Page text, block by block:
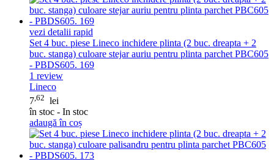
vezi detalii rapid
Set 4 buc. piese Lineco inchidere plinta (2 buc. dreapta + 2
buc. stanga) culoare stejar auriu pentru plinta parchet PBC605
- PBDS605. 169
1 review
Lineco
7 ,62 lei
în stoc - In stoc
adaugă în coș